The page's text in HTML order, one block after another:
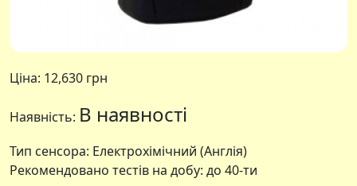
Ціна: 12,630 грн
Наявність: В наявності
Тип сенсора: Електрохімічний (Англія)
Рекомендовано тестів на добу: до 40-ти